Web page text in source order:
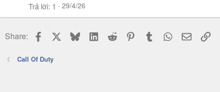
Trả lời 1 29/4/26
Share: Facebook BlueskyLinkedIn
Reddit PinterestTumblr WhatsApp
Email
Call Of Duty